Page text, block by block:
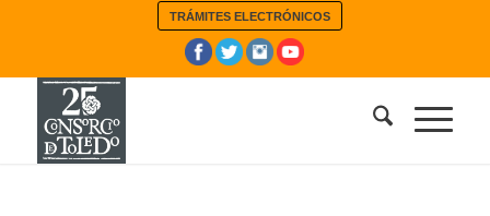
TRÁMITES ELECTRÓNICOS